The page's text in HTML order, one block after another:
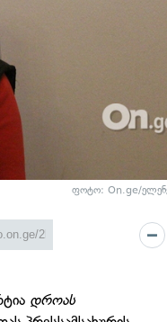
ფოტო: On.ge/ელენე
დროას